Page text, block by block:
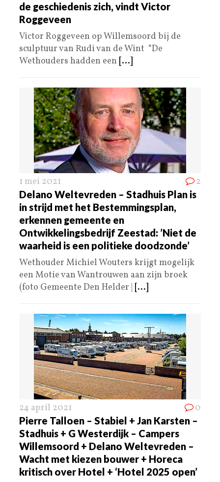
de geschiedenis zich, vindt Victor
Roggeveen
Victor Roggeveen op Willemsoord bij de
sculptuur van Rudi van de Wint “De
Wethouders hadden een [...]
1 mei 2021 2
Delano Weltevreden – Stadhuis Plan is
in strijd met het Bestemmingsplan,
erkennen gemeente en
Ontwikkelingsbedrijf Zeestad: ’Niet de
waarheid is een politieke doodzonde’
Wethouder Michiel Wouters krijgt mogelijk
een Motie van Wantrouwen aan zijn broek
(foto Gemeente Den Helder | [...]
24 april 2021 0
Pierre Talloen – Stabiel + Jan Karsten –
Stadhuis + G Westerdijk – Campers
Willemsoord + Delano Weltevreden –
Wacht met kiezen bouwer + Horeca
kritisch over Hotel + ‘Hotel 2025 open’